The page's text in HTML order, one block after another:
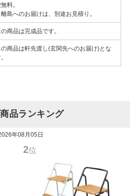
料。
島へのお届けは、別途お見積り。
の商品は完成品です。
の商品は軒先渡し(玄関先へのお届け)とな
品ランキング
年08月05日
2位